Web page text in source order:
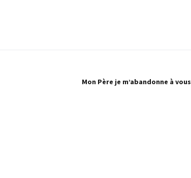
Mon Père je m’abandonne à vous